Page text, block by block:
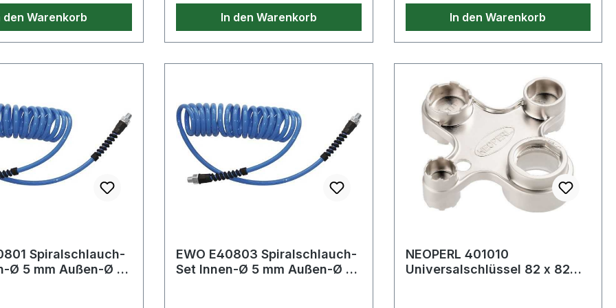
LH Weitere
Eigenschaften: · Farbe:
den Warenkorb
beidseitig 3,8"" LH Weitere
technische Eigenschaften: · Farbe:
blau / rot"
In den Warenkorb
beidseitig 3,8"" LH Weitere
technische Eigenschaften: · Farbe:
blau / rot"
In den Warenkorb
Spiralschlauch-
EWO E40803 Spiralschlauch-
Set Innen-Ø 5 mm Außen-Ø 8
NEOPERL 401010
Universalschlüssel 82 x 82